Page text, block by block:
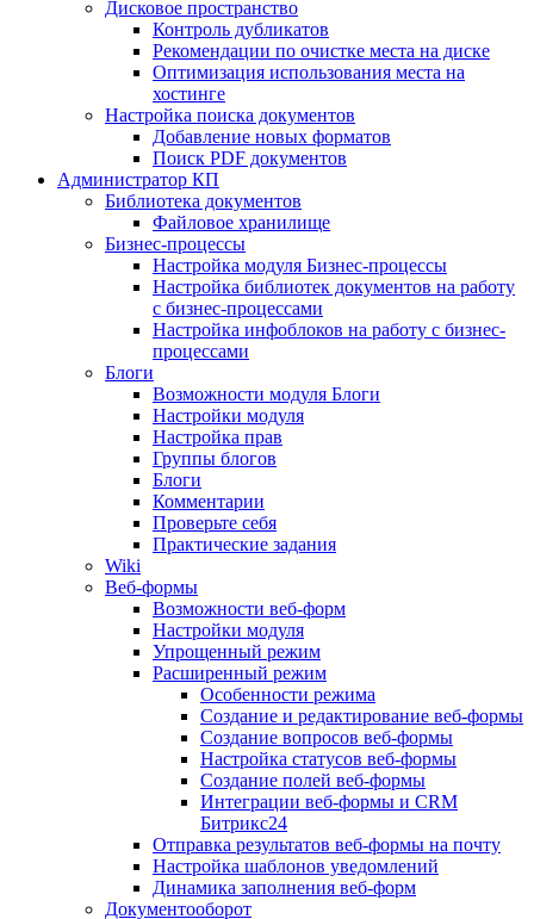
Дисковое пространство
Контроль дубликатов
Рекомендации по очистке места на диске
Оптимизация использования места на
хостинге
Настройка поиска документов
Добавление новых форматов
Поиск PDF документов
Администратор КП
Библиотека документов
Файловое хранилище
Бизнес-процессы
Настройка модуля Бизнес-процессы
Настройка библиотек документов на работу
с бизнес-процессами
Настройка инфоблоков на работу с бизнес-
процессами
Блоги
Возможности модуля Блоги
Настройки модуля
Настройка прав
Группы блогов
Блоги
Комментарии
Проверьте себя
Практические задания
Wiki
Веб-формы
Возможности веб-форм
Настройки модуля
Упрощенный режим
Расширенный режим
Особенности режима
Создание и редактирование веб-формы
Создание вопросов веб-формы
Настройка статусов веб-формы
Создание полей веб-формы
Интеграции веб-формы и CRM
Битрикс24
Отправка результатов веб-формы на почту
Настройка шаблонов уведомлений
Динамика заполнения веб-форм
Документооборот